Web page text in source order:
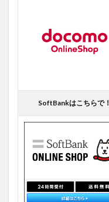
SoftBankはこちらで！